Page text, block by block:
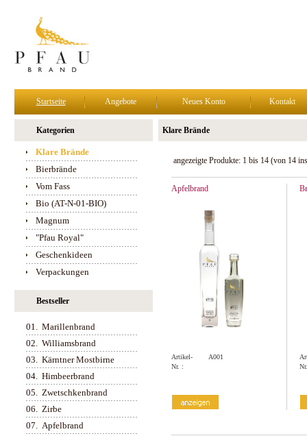
Startseite Angebote Neues Konto Kontakt
Kategorien
Klare Brände
Bierbrände
Vom Fass
Bio (AT-N-01-BIO)
Magnum
"Pfau Royal"
Geschenkideen
Verpackungen
Bestseller
01. Marillenbrand
02. Williamsbrand
03. Kärntner Mostbirne
04. Himbeerbrand
05. Zwetschkenbrand
06. Zirbe
07. Apfelbrand
Klare Brände
angezeigte Produkte: 1 bis 14 (von 14
Apfelbrand
Artikel-
Nr. :
A001